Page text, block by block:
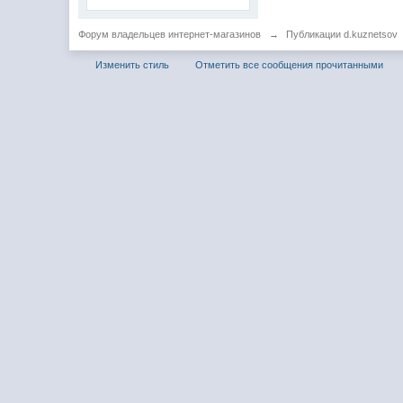
Форум владельцев интернет-магазинов → Публикации d.kuznetsov
Изменить стиль Отметить все сообщения прочитанными